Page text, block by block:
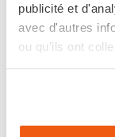
publicité et
avec d'autres
ou qu'ils ont